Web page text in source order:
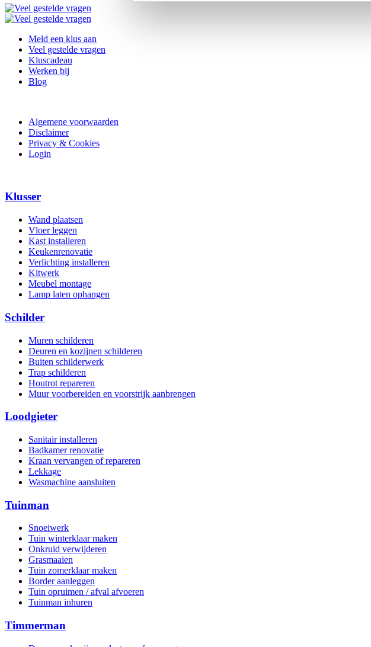
Meld een klus aan
Veel gestelde vragen
Kluscadeau
Werken bij
Blog
Algemene voorwaarden
Disclaimer
Privacy & Cookies
Login
Klusser
Wand plaatsen
Vloer leggen
Kast installeren
Keukenrenovatie
Verlichting installeren
Kitwerk
Meubel montage
Lamp laten ophangen
Schilder
Muren schilderen
Deuren en kozijnen schilderen
Buiten schilderwerk
Trap schilderen
Houtrot repareren
Muur voorbereiden en voorstrijk aanbrengen
Loodgieter
Sanitair installeren
Badkamer renovatie
Kraan vervangen of repareren
Lekkage
Wasmachine aansluiten
Tuinman
Snoeiwerk
Tuin winterklaar maken
Onkruid verwijderen
Grasmaaien
Tuin zomerklaar maken
Border aanleggen
Tuin opruimen / afval afvoeren
Tuinman inhuren
Timmerman